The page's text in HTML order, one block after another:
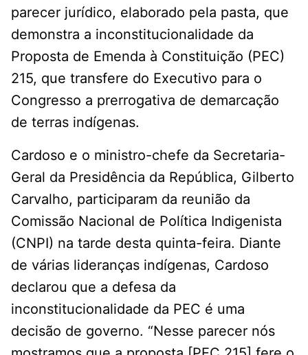
parecer jurídico, elaborado pela pasta, que
demonstra a inconstitucionalidade da
Proposta de Emenda à Constituição (PEC)
215, que transfere do Executivo para o
Congresso a prerrogativa de demarcação
de terras indígenas.
Cardoso e o ministro-chefe da Secretaria-
Geral da Presidência da República, Gilberto
Carvalho, participaram da reunião da
Comissão Nacional de Política Indigenista
(CNPI) na tarde desta quinta-feira. Diante
de várias lideranças indígenas, Cardoso
declarou que a defesa da
inconstitucionalidade da PEC é uma
decisão de governo. “Nesse parecer nós